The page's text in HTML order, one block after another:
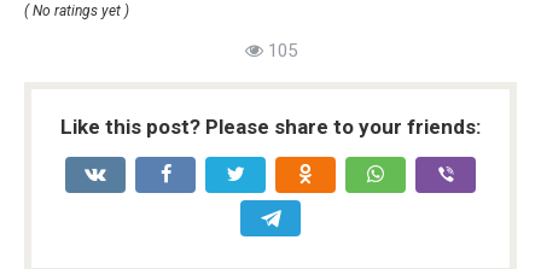
( No ratings yet )
105
Like this post? Please share to your friends: